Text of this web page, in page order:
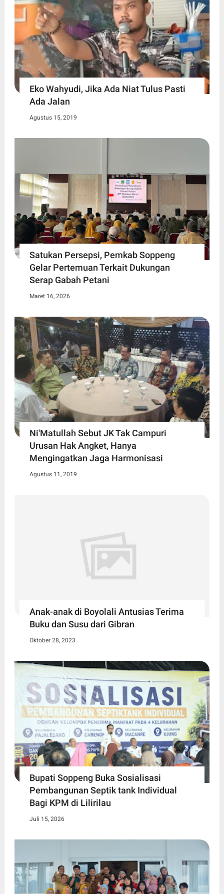
Eko Wahyudi, Jika Ada Niat Tulus Pasti
Ada Jalan
Agustus 15, 2019
Satukan Persepsi, Pemkab Soppeng
Gelar Pertemuan Terkait Dukungan
Serap Gabah Petani
Maret 16, 2026
Ni'Matullah Sebut JK Tak Campuri
Urusan Hak Angket, Hanya
Mengingatkan Jaga Harmonisasi
Agustus 11, 2019
Anak-anak di Boyolali Antusias Terima
Buku dan Susu dari Gibran
Oktober 28, 2023
Bupati Soppeng Buka Sosialisasi
Pembangunan Septik tank Individual
Bagi KPM di Lilirilau
Juli 15, 2026